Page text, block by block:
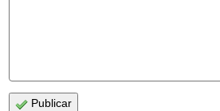
Publicar